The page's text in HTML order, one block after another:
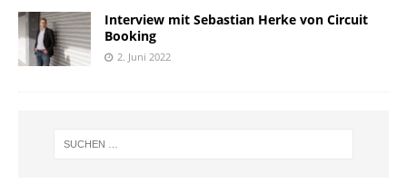
Interview mit Sebastian Herke von Circuit
Booking
2. Juni 2022